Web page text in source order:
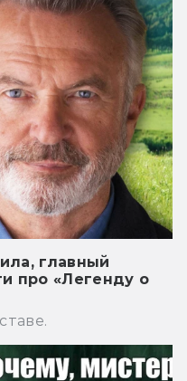
главный
про «Легенду о